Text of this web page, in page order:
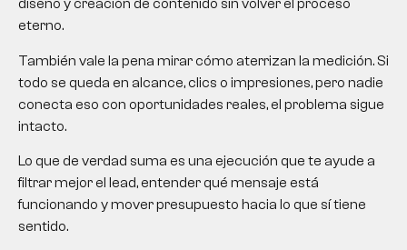
diseño y creación de contenido sin volver el proceso
eterno.
También vale la pena mirar cómo aterrizan la medición. Si
todo se queda en alcance, clics o impresiones, pero nadie
conecta eso con oportunidades reales, el problema sigue
intacto.
Lo que de verdad suma es una ejecución que te ayude a
filtrar mejor el lead, entender qué mensaje está
funcionando y mover presupuesto hacia lo que sí tiene
sentido.